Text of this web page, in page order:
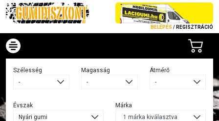
BELÉPÉS / REGISZTRÁCIÓ
Szélesség Magasság Átmérő
Évszak
Márka
1 márka kiválasztva